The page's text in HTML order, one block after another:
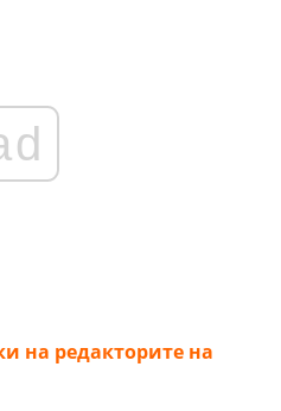
на редакторите на